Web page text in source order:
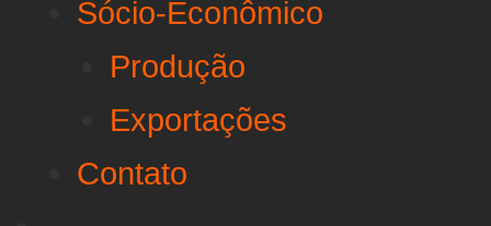
Sócio-Econômico
Produção
Exportações
Contato